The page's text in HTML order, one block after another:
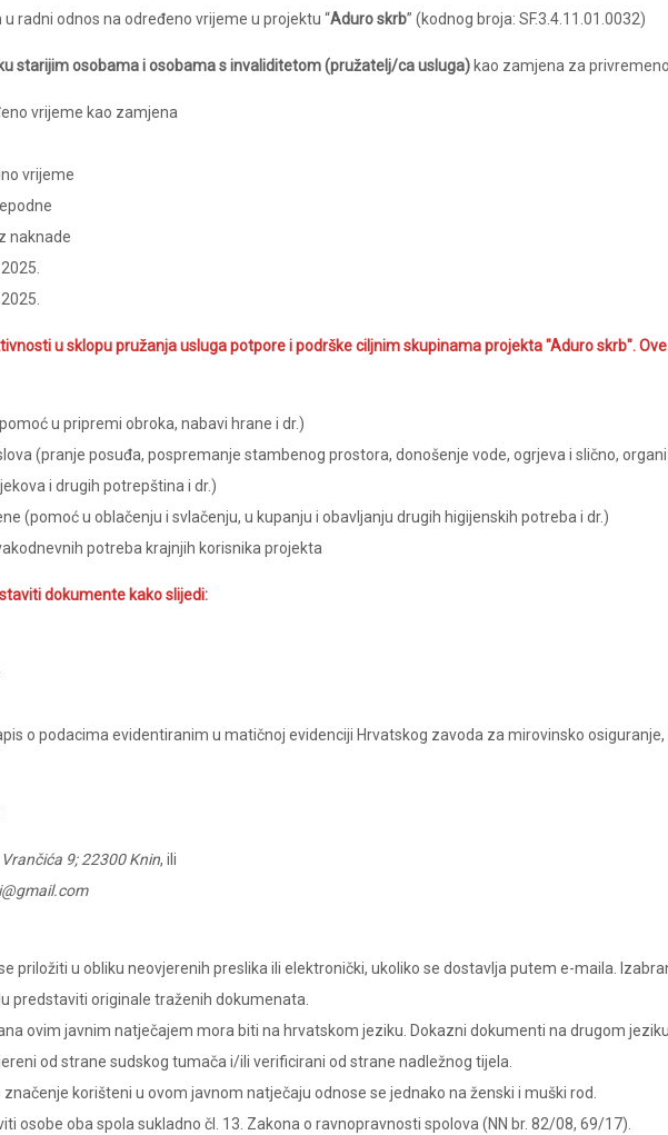
u radni odnos na određeno vrijeme u projektu “Aduro skrb” (kodnog broja: SF.3.4.11.01.0032)
starijim osobama i osobama s invaliditetom (pružatelj/ca usluga) kao zamjena za
vrijeme kao zamjena
vrijeme
naknade
u sklopu pružanja usluga potpore i podrške ciljnim skupinama projekta "Aduro skrb".
u pripremi obroka, nabavi hrane i dr.)
(pranje posuđa, pospremanje stambenog prostora, donošenje vode, ogrjeva i slično,
i drugih potrepština i dr.)
(pomoć u oblačenju i svlačenju, u kupanju i obavljanju drugih higijenskih potreba i dr.)
potreba krajnjih korisnika projekta
dokumente kako slijedi:
o podacima evidentiranim u matičnoj evidenciji Hrvatskog zavoda za mirovinsko
9; 22300 Knin, ili
priložiti u obliku neovjerenih preslika ili elektronički, ukoliko se dostavlja putem e-maila.
predstaviti originale traženih dokumenata.
ovim javnim natječajem mora biti na hrvatskom jeziku. Dokazni dokumenti na drugom
od strane sudskog tumača i/ili verificirani od strane nadležnog tijela.
značenje korišteni u ovom javnom natječaju odnose se jednako na ženski i muški rod.
osobe oba spola sukladno čl. 13. Zakona o ravnopravnosti spolova (NN br. 82/08, 69/17).